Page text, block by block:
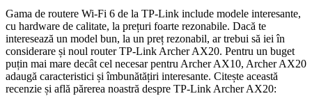
Gama de routere Wi-Fi 6 de la TP-Link include modele interesante,
cu hardware de calitate, la prețuri foarte rezonabile. Dacă te
interesează un model bun, la un preț rezonabil, ar trebui să iei în
considerare și noul router TP-Link Archer AX20. Pentru un buget
puțin mai mare decât cel necesar pentru Archer AX10, Archer AX20
adaugă caracteristici și îmbunătățiri interesante. Citește această
recenzie și află părerea noastră despre TP-Link Archer AX20: